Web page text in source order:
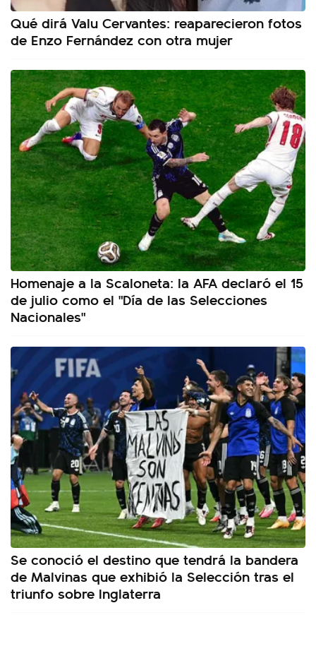
Qué dirá Valu Cervantes: reaparecieron fotos
de Enzo Fernández con otra mujer
Homenaje a la Scaloneta: la AFA declaró el 15
de julio como el "Día de las Selecciones
Nacionales"
Se conoció el destino que tendrá la bandera
de Malvinas que exhibió la Selección tras el
triunfo sobre Inglaterra